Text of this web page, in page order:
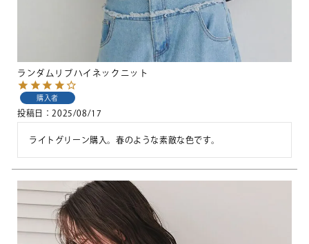
ランダムリブハイネックニット
購入者
投稿日 2025/08/17
ライトグリーン購入。春のような素敵な色です。